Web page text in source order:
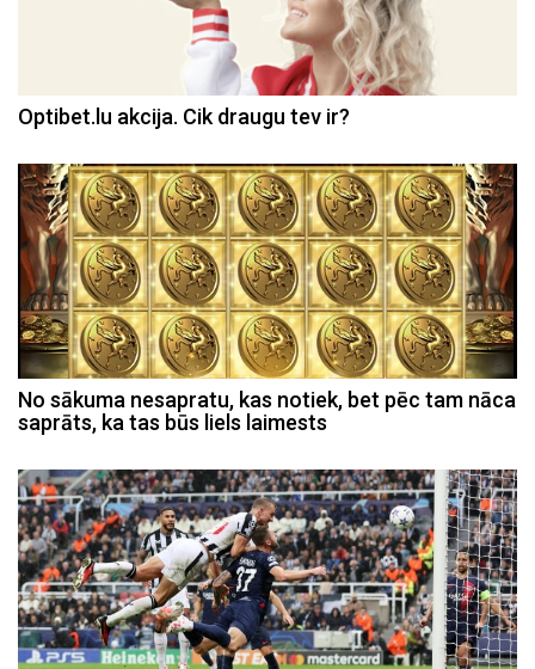
Optibet.lu akcija. Cik draugu tev ir?
No sākuma nesapratu, kas notiek, bet pēc tam nāca
saprāts, ka tas būs liels laimests